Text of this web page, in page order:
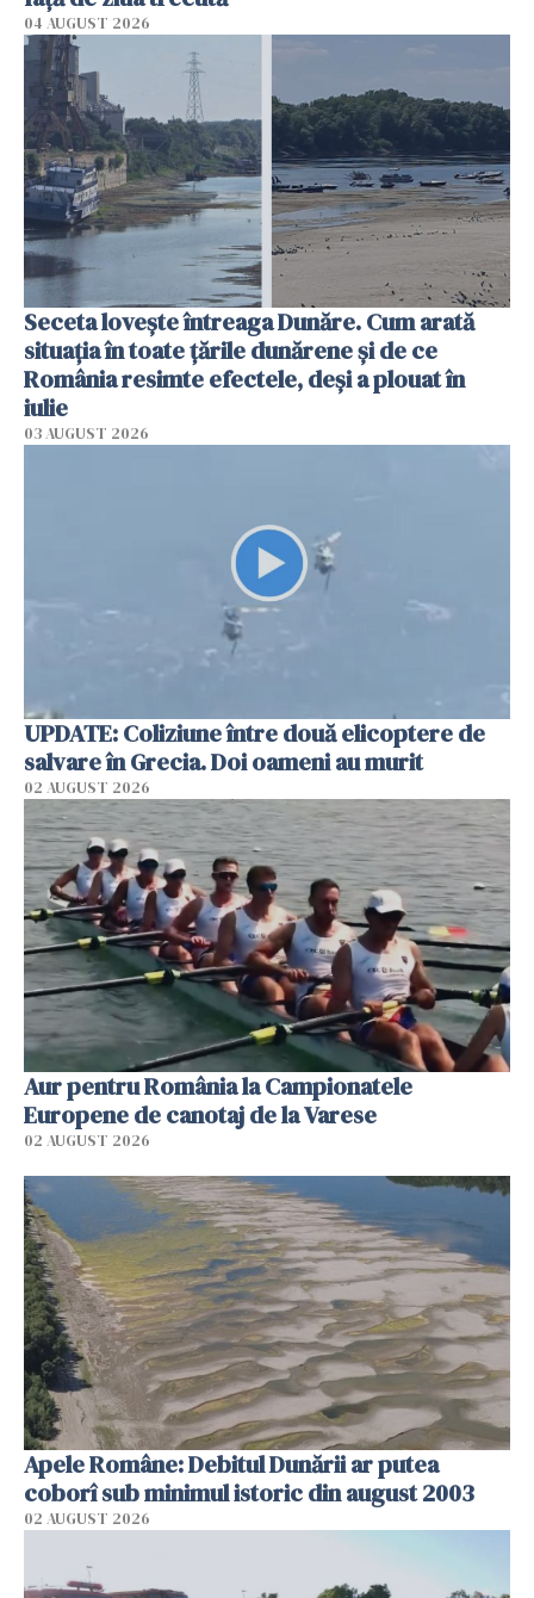
04 AUGUST 2026
Seceta lovește întreaga Dunăre. Cum arată
situația în toate țările dunărene și de ce
România resimte efectele, deși a plouat în
iulie
03 AUGUST 2026
UPDATE: Coliziune între două elicoptere de
salvare în Grecia. Doi oameni au murit
02 AUGUST 2026
Aur pentru România la Campionatele
Europene de canotaj de la Varese
02 AUGUST 2026
Apele Române: Debitul Dunării ar putea
coborî sub minimul istoric din august 2003
02 AUGUST 2026